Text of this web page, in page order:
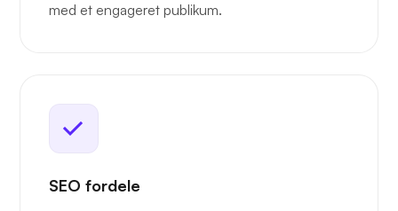
med et engageret publikum.
SEO fordele